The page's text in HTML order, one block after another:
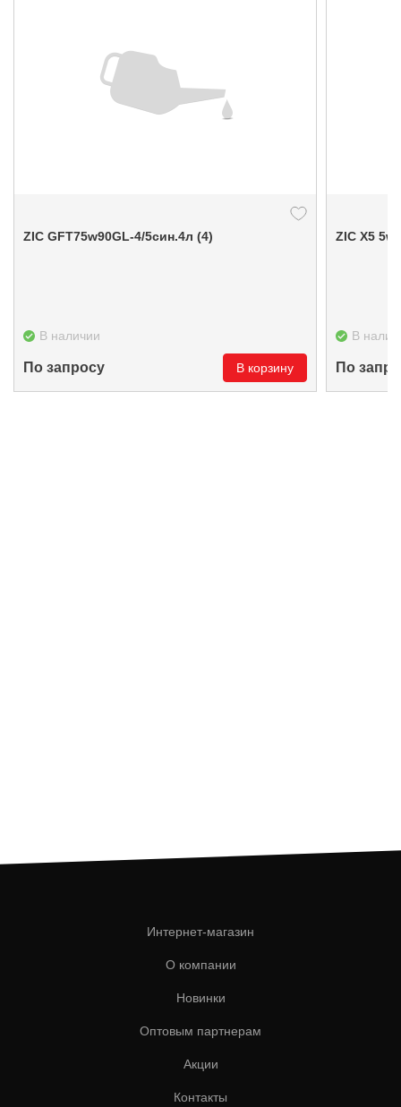
ZIC GFT75w90GL-4/5син.4л (4)
В наличии
По запросу В корзину
В
По
Интернет-магазин
О компании
Новинки
Оптовым партнерам
Акции
Контакты